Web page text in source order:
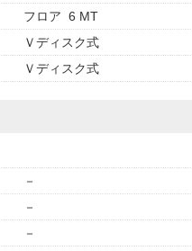
フロア 6 MT
Ｖディスク式
Ｖディスク式
－
－
－